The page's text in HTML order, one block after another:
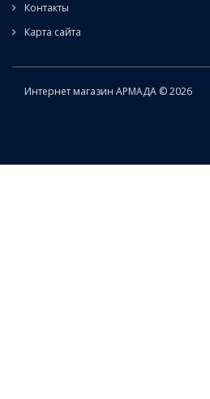
Контакты
Карта сайта
Интернет магазин АРМАДА © 2026